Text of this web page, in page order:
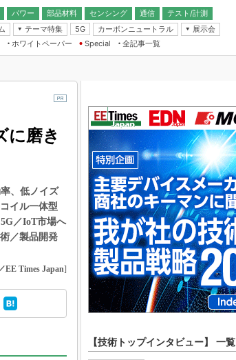
パワー 部品材料 センシング
通信
無線
テスト/計測
テーマ特集
5G カーボンニュートラル
展示会
IoT・エッジコンピューティング
EXPO
CEATEC
EdgeTech＋
TECHNO-FRONTIER
人とくるま展
ホワイトペーパー
Special
全記事一覧
に磨き
、低ノイズ
イル一体型
／IoT市場へ
／製品開発
EE Times Japan]
【技術トップインタビュー】 一覧